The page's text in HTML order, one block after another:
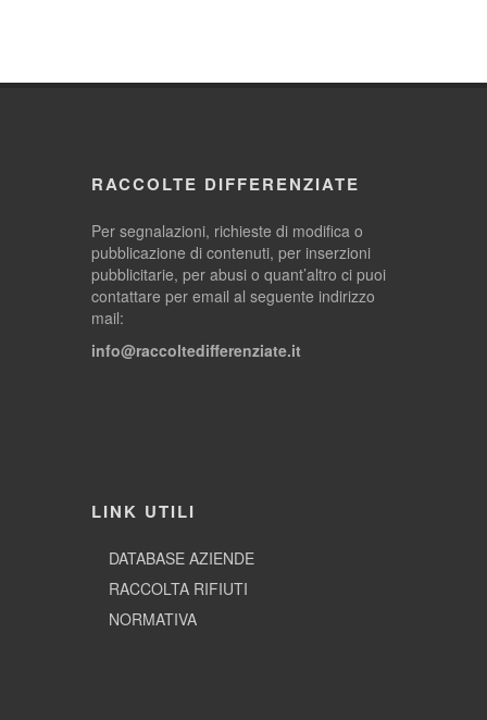
RACCOLTE DIFFERENZIATE
Per segnalazioni, richieste di modifica o
pubblicazione di contenuti, per inserzioni
pubblicitarie, per abusi o quant’altro ci puoi
contattare per email al seguente indirizzo
mail:
info@raccoltedifferenziate.it
LINK UTILI
DATABASE AZIENDE
RACCOLTA RIFIUTI
NORMATIVA